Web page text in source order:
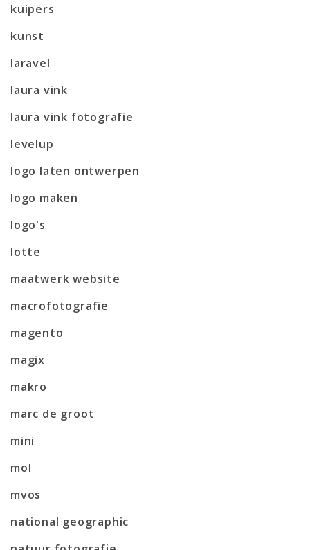
kuipers
kunst
laravel
laura vink
laura vink fotografie
levelup
logo laten ontwerpen
logo maken
logo's
lotte
maatwerk website
macrofotografie
magento
magix
makro
marc de groot
mini
mol
mvos
national geographic